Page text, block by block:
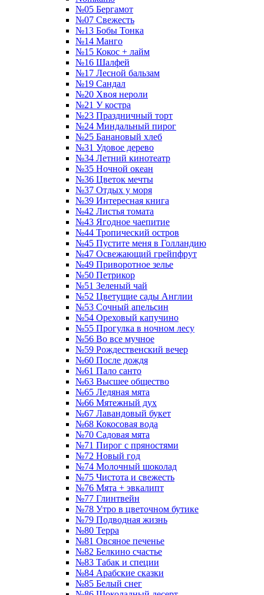
№05 Бергамот
№07 Свежесть
№13 Бобы Тонка
№14 Манго
№15 Кокос + лайм
№16 Шалфей
№17 Лесной бальзам
№19 Сандал
№20 Хвоя нероли
№21 У костра
№23 Праздничный торт
№24 Миндальный пирог
№25 Банановый хлеб
№31 Удовое дерево
№34 Летний кинотеатр
№35 Ночной океан
№36 Цветок мечты
№37 Отдых у моря
№39 Интересная книга
№42 Листья томата
№43 Ягодное чаепитие
№44 Тропический остров
№45 Пустите меня в Голландию
№47 Освежающий грейпфрут
№49 Приворотное зелье
№50 Петрикор
№51 Зеленый чай
№52 Цветущие сады Англии
№53 Сочный апельсин
№54 Ореховый капучино
№55 Прогулка в ночном лесу
№56 Во все мучное
№59 Рождественский вечер
№60 После дождя
№61 Пало санто
№63 Высшее общество
№65 Ледяная мята
№66 Мятежный дух
№67 Лавандовый букет
№68 Кокосовая вода
№70 Садовая мята
№71 Пирог с пряностями
№72 Новый год
№74 Молочный шоколад
№75 Чистота и свежесть
№76 Мята + эвкалипт
№77 Глинтвейн
№78 Утро в цветочном бутике
№79 Подводная жизнь
№80 Терра
№81 Овсяное печенье
№82 Белкино счастье
№83 Табак и специи
№84 Арабские сказки
№85 Белый снег